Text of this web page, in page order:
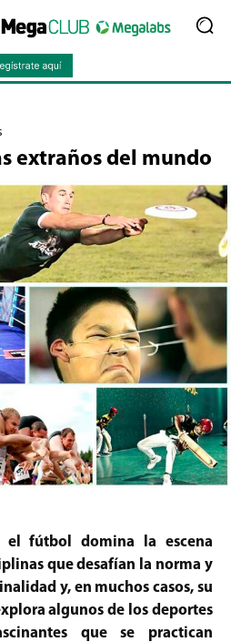
extraños del mundo
el fútbol domina la escena
que desafían la norma y
y, en muchos casos, su
algunos de los deportes
que se practican